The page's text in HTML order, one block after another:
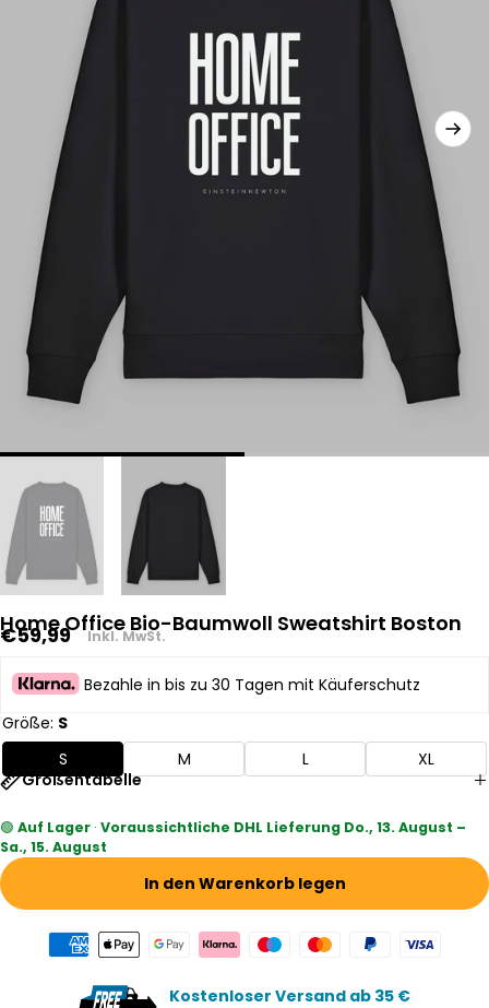
Home Office Bio-Baumwoll Sweatshirt Boston
Regulärer
€59,99 Inkl. MwSt.
Bezahle in bis zu 30 Tagen mit Käuferschutz
Größe: S
S
M L
XL
Größentabelle
🟢 Auf Lager · Voraussichtliche DHL Lieferung Do., 13. August –
Sa., 15. August
In den Warenkorb legen
Kostenloser Versand ab 35 €